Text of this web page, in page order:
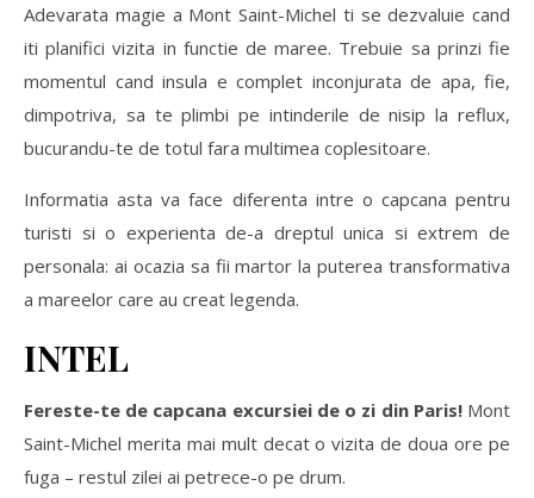
Adevarata magie a Mont Saint-Michel ti se dezvaluie cand
iti planifici vizita in functie de maree. Trebuie sa prinzi fie
momentul cand insula e complet inconjurata de apa, fie,
dimpotriva, sa te plimbi pe intinderile de nisip la reflux,
bucurandu-te de totul fara multimea coplesitoare.
Informatia asta va face diferenta intre o capcana pentru
turisti si o experienta de-a dreptul unica si extrem de
personala: ai ocazia sa fii martor la puterea transformativa
a mareelor care au creat legenda.
INTEL
Fereste-te de capcana excursiei de o zi din Paris!Mont
Saint-Michel merita mai mult decat o vizita de doua ore pe
fuga – restul zilei ai petrece-o pe drum.